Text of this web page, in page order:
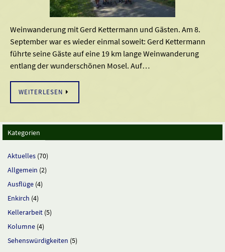
Weinwanderung mit Gerd Kettermann und Gästen. Am 8.
September war es wieder einmal soweit: Gerd Kettermann
führte seine Gäste auf eine 19 km lange Weinwanderung
entlang der wunderschönen Mosel. Auf…
WEITERLESEN
Kategorien
Aktuelles (70)
Allgemein (2)
Ausflüge (4)
Enkirch (4)
Kellerarbeit (5)
Kolumne (4)
Sehenswürdigkeiten (5)